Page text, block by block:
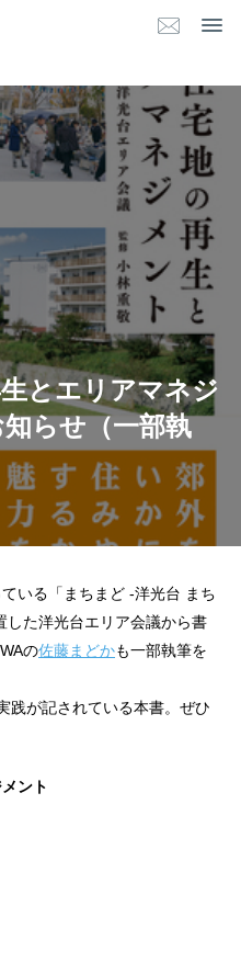
とエリアマネジ
らせ（一部執
いる「まちまど -洋光台 まち
した洋光台エリア会議から書
の佐藤まどかも一部執筆を
践が記されている本書。ぜひ
ント